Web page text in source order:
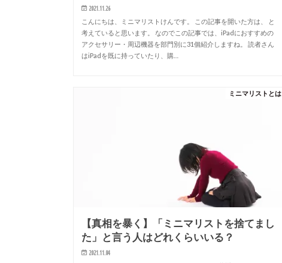
2021.11.26
こんにちは、ミニマリストけんです。 この記事を開いた方は、 と
考えていると思います。 なのでこの記事では、iPadにおすすめの
アクセサリー・周辺機器を部門別に31個紹介しますね。 読者さん
はiPadを既に持っていたり、購…
ミニマリストとは
【真相を暴く】「ミニマリストを捨てまし
た」と言う人はどれくらいいる？
2021.11.04